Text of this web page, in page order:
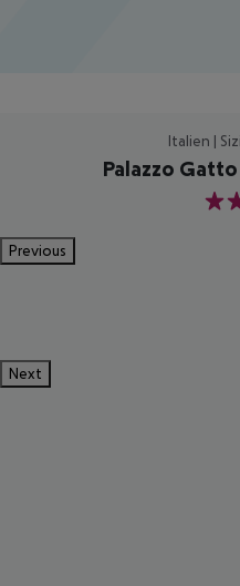
Italien |
Palazzo
4
Previous
Next